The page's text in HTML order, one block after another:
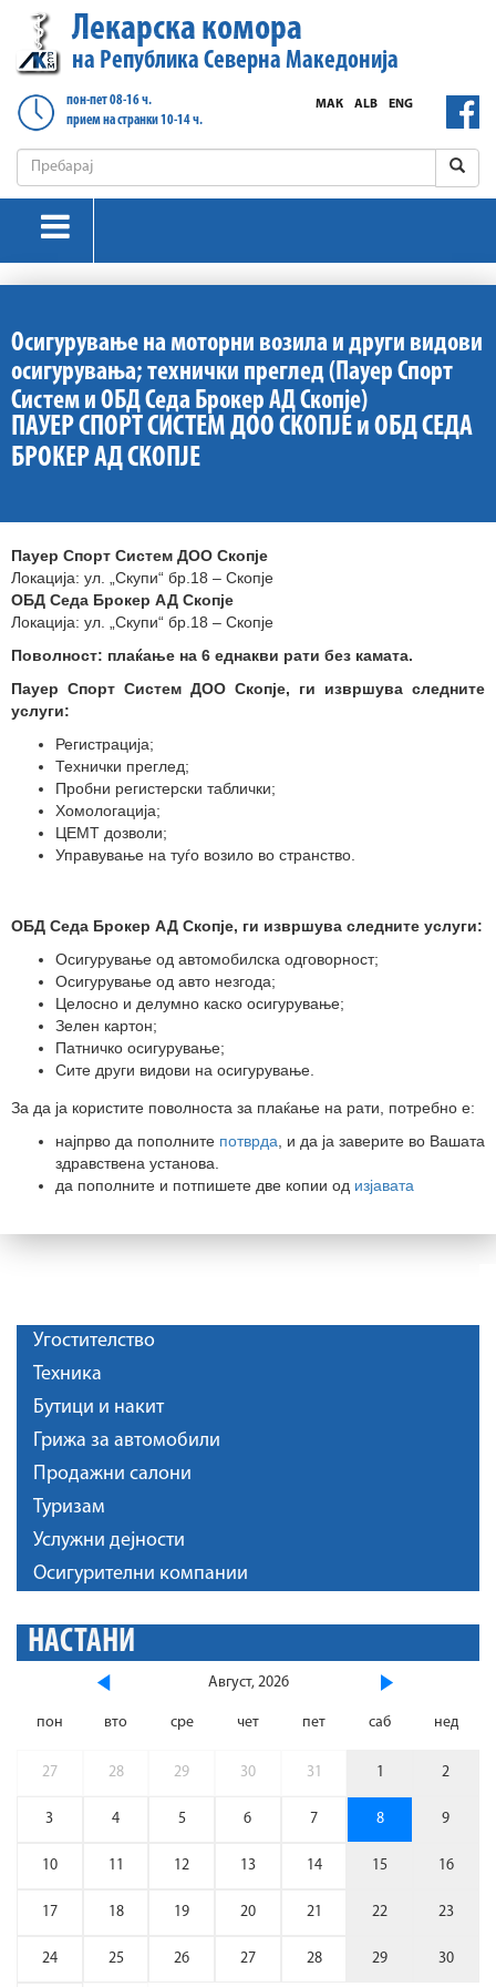
Лекарска комора
на Република Северна Македонија
пон-пет 08-16 ч.
прием на странки 10-14 ч.
ENG
ALB
МАК
Осигурување на моторни возила и други видови
осигурувања; технички преглед (Пауер Спорт
Систем и ОБД Седа Брокер АД Скопје)
ПАУЕР СПОРТ СИСТЕМ ДОО СКОПЈЕ и ОБД СЕДА
БРОКЕР АД СКОПЈЕ
Пауер Спорт Систем ДОО Скопје
Локација: ул. „Скупи“ бр.18 – Скопје
ОБД Седа Брокер АД Скопје
Локација: ул. „Скупи“ бр.18 – Скопје
Поволност: плаќање на 6 еднакви рати без камата.
Пауер Спорт Систем ДОО Скопје, ги извршува следните
услуги:
Регистрација;
Технички преглед;
Пробни регистерски таблички;
Хомологација;
ЦЕМТ дозволи;
Управување на туѓо возило во странство.
ОБД Седа Брокер АД Скопје, ги извршува следните услуги:
Осигурување од автомобилска одговорност;
Осигурување од авто незгода;
Целосно и делумно каско осигурување;
Зелен картон;
Патничко осигурување;
Сите други видови на осигурување.
За да ја користите поволноста за плаќање на рати, потребно е:
најпрво да пополните потврда , и да ја заверите во Вашата
здравствена установа.
да пополните и потпишете две копии од изјавата
Угостителство
Техника
Бутици и накит
Грижа за автомобили
Продажни салони
Туризам
Услужни дејности
Осигурителни компании
НАСТАНИ
Август, 2026
пон вто сре чет пет саб нед
27 28 29 30 31 1 2
3 4 5 6 7 8 9
10 11 12 13 14 15 16
17 18 19 20 21 22 23
24 25 26 27 28 29 30